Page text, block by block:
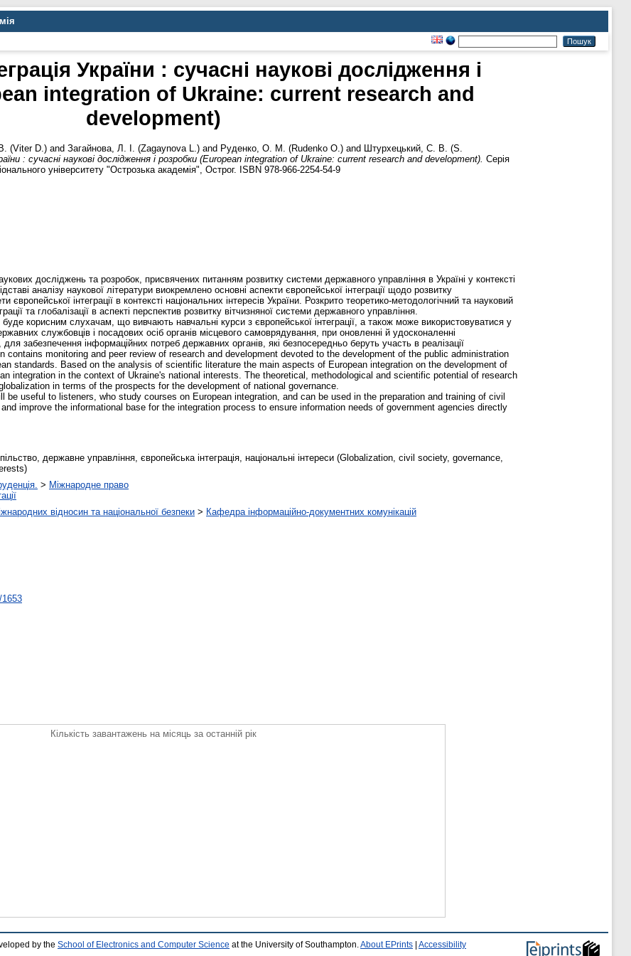
України : сучасні наукові дослідження і
integration of Ukraine: current research and
development)
(Viter D.) and Загайнова, Л. І. (Zagaynova L.) and Руденко, О. М. (Rudenko О.) and
Штурхецький, С. В. (S.
: сучасні наукові дослідження і розробки (European integration of Ukraine: current research and development). Серія
університету "Острозька академія", Острог. ISBN 978-966-2254-54-9
досліджень та розробок, присвячених питанням розвитку системи державного управління в Україні у контексті
аналізу наукової літератури виокремлено основні аспекти європейської інтеграції щодо розвитку
європейської інтеграції в контексті національних інтересів України. Розкрито теоретико-методологічний та науковий
та глобалізації в аспекті перспектив розвитку вітчизняної системи державного управління.
корисним слухачам, що вивчають навчальні курси з європейської інтеграції, а також може використовуватися у
службовців і посадових осіб органів місцевого самоврядування, при оновленні й удосконаленні
забезпечення інформаційних потреб державних органів, які безпосередньо беруть участь в реалізації
contains monitoring and peer review of research and development devoted to the development of the public administration
standards. Based on the analysis of scientific literature the main aspects of European integration on the development of
integration in the context of Ukraine's national interests. The theoretical, methodological and scientific potential of research
in terms of the prospects for the development of national governance.
be useful to listeners, who study courses on European integration, and can be used in the preparation and training of civil
improve the informational base for the integration process to ensure information needs of government agencies directly
державне управління, європейська інтеграція, національні інтереси (Globalization, civil society, governance,
> Міжнародне право
відносин та національної безпеки > Кафедра інформаційно-документних комунікацій
Кількість завантажень на місяць за останній рік
by the School of Electronics and Computer Science at the University of Southampton. About EPrints Accessibility